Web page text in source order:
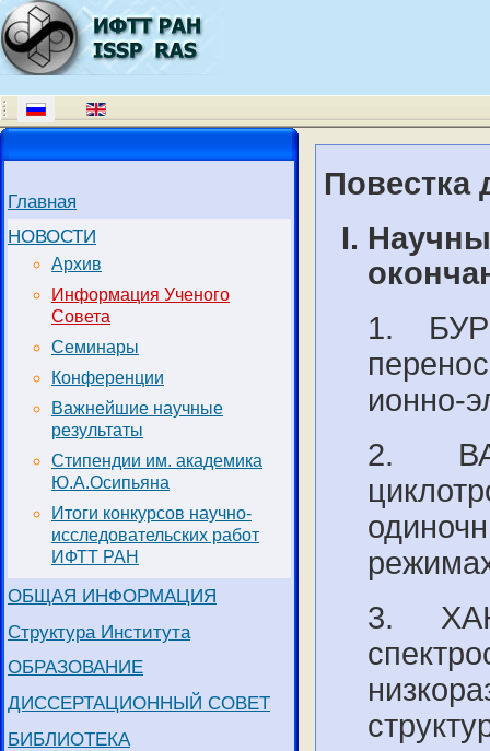
Главная
НОВОСТИ
Архив
Информация Ученого
Совета
Семинары
Конференции
Важнейшие научные
результаты
Стипендии им. академика
Ю.А.Осипьяна
Итоги конкурсов научно-
исследовательских работ
ИФТТ РАН
ОБЩАЯ ИНФОРМАЦИЯ
Структура Института
ОБРАЗОВАНИЕ
ДИССЕРТАЦИОННЫЙ СОВЕТ
БИБЛИОТЕКА
Повестка
1.
ионно-
2.
3.